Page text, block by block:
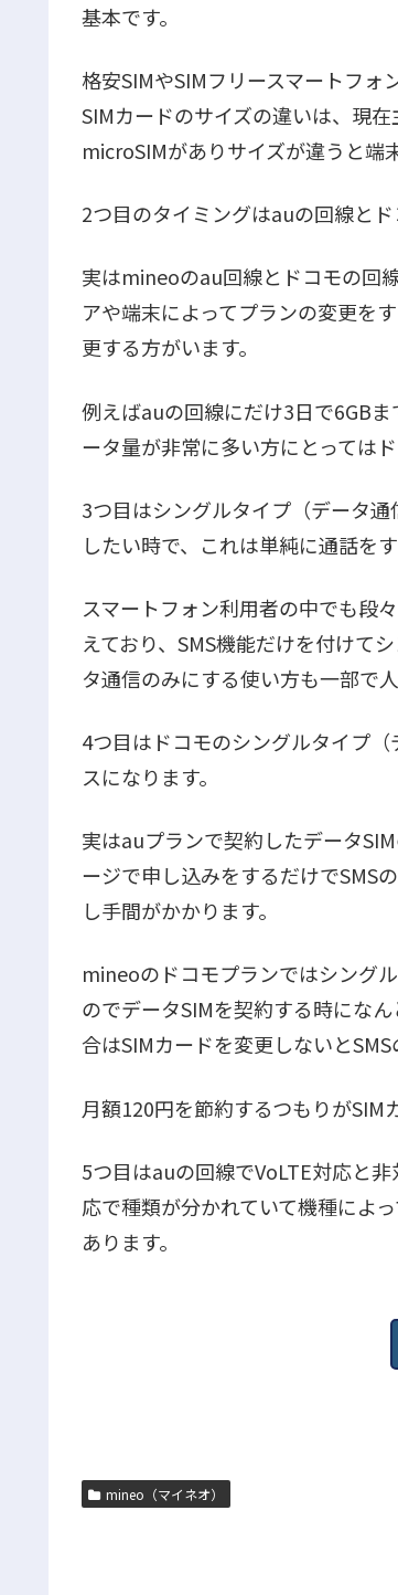
基本です。
格安SIMやSIMフリースマートフ
SIMカードのサイズの違いは、現
microSIMがありサイズが違うと端
2つ目のタイミングはauの回線と
実はmineoのau回線とドコモの回
アや端末によってプランの変更を
更する方がいます。
例えばauの回線にだけ3日で6GB
ータ量が非常に多い方にとっては
3つ目はシングルタイプ（データ
したい時で、これは単純に通話を
スマートフォン利用者の中でも段
えており、SMS機能だけを付けて
タ通信のみにする使い方も一部で人
4つ目はドコモのシングルタイプ
スになります。
実はauプランで契約したデータ
ージで申し込みをするだけでSMS
し手間がかかります。
mineoのドコモプランではシング
のでデータSIMを契約する時にな
合はSIMカードを変更しないとSMS
月額120円を節約するつもりがSIM
5つ目はauの回線でVoLTE対応と
応で種類が分かれていて機種によ
あります。
mineo（マイネオ）